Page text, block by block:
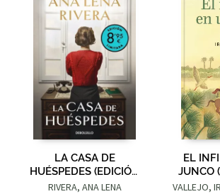
LA CASA DE
HUÉSPEDES (EDICIÓN
LIMITADA · VERANO)
RIVERA, ANA LENA
EL
JUNCO
VALLEJO,